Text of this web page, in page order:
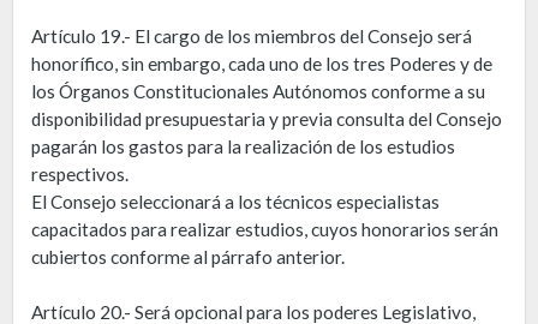
Artículo 19.- El cargo de los miembros del Consejo será
honorífico, sin embargo, cada uno de los tres Poderes y de
los Órganos Constitucionales Autónomos conforme a su
disponibilidad presupuestaria y previa consulta del Consejo
pagarán los gastos para la realización de los estudios
respectivos.
El Consejo seleccionará a los técnicos especialistas
capacitados para realizar estudios, cuyos honorarios serán
cubiertos conforme al párrafo anterior.
Artículo 20.- Será opcional para los poderes Legislativo,